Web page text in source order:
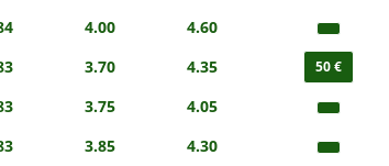
4.00 4.60
3.70 4.35 50 €
3.75 4.05
3.85 4.30